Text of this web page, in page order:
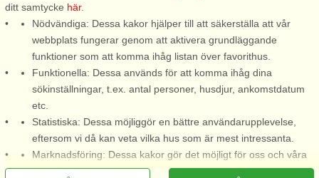
av ägarens tomt. Från er
uteplats kan ni se, höra och
känna doften av havet bara
från 3.416 SEK
ditt samtycke här.
Nödvändiga: Dessa kakor hjälper till att säkerställa att vår
webbplats fungerar genom att aktivera grundläggande
funktioner som att komma ihåg listan över favorithus.
Funktionella: Dessa används för att komma ihåg dina
sökinställningar, t.ex. antal personer, husdjur, ankomstdatum
etc.
Statistiska: Dessa möjliggör en bättre användarupplevelse,
eftersom vi då kan veta vilka hus som är mest intressanta.
Marknadsföring: Dessa kakor gör det möjligt för oss och våra
partners att leverera det mest relevanta innehållet till dig.